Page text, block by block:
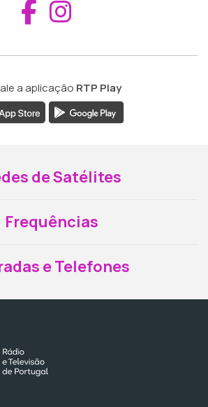
Aceder ao
a aplicação RTP Play
de Satélites
Frequências
e Telefones